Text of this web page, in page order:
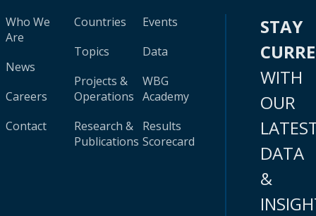
Who We
Are
News
Careers
Contact
Countries
Topics
Projects &
Operations
Research &
Publications
Events
Data
WBG
Academy
Results
Scorecard
STAY
WITH
OUR
DATA
&